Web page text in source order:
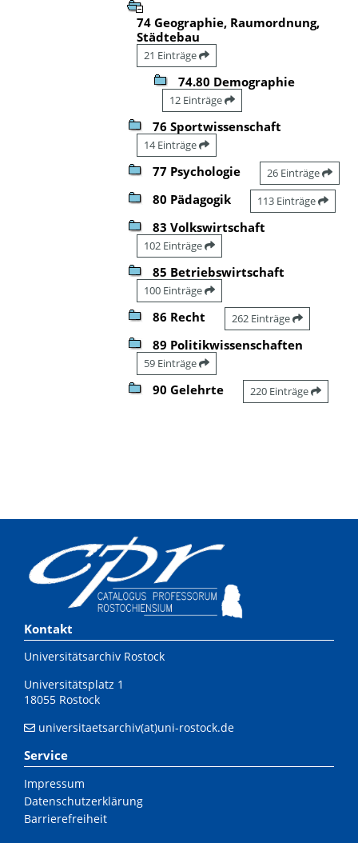
74 Geographie, Raumordnung,
Städtebau
21 Einträge
74.80 Demographie
12 Einträge
76 Sportwissenschaft
14 Einträge
77 Psychologie 26 Einträge
80 Pädagogik 113 Einträge
83 Volkswirtschaft
102 Einträge
85 Betriebswirtschaft
100 Einträge
86 Recht 262 Einträge
89 Politikwissenschaften
59 Einträge
90 Gelehrte 220 Einträge
Kontakt
Universitätsarchiv Rostock
Universitätsplatz 1
18055 Rostock
universitaetsarchiv(at)uni-rostock.de
Service
Impressum
Datenschutzerklärung
Barrierefreiheit